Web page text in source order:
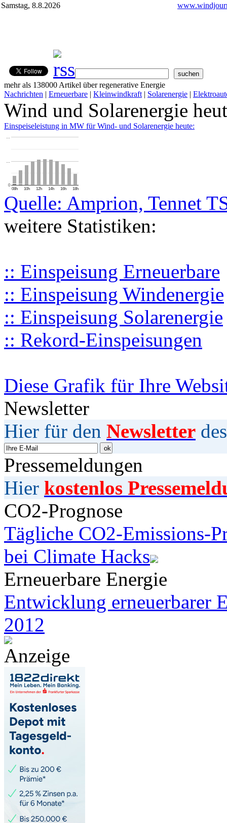
Samstag, 8.8.2026
mehr als 138000 Artikel über regenerative Energie
Nachrichten | Erneuerbare | Kleinwindkraft | Solarenergie |
Wind und Solarenergie
Einspeiseleistung in MW für Wind- und Solarenergie heute:
08h 10h 12h 14h 16h 18h
0
…
…
Quelle: Amprion, Tennet
weitere Statistiken:
:: Einspeisung Erneuerbare
:: Einspeisung Windenergie
:: Einspeisung Solarenergie
:: Rekord-Einspeisungen
Diese Grafik für Ihre
Newsletter
Hier für den Newsletter
Pressemeldungen
Hier kostenlos
CO2-Prognose
Tägliche CO2-Emissions-
bei Climate Hacks
Erneuerbare Energie
Entwicklung erneuerbarer
2012
Anzeige